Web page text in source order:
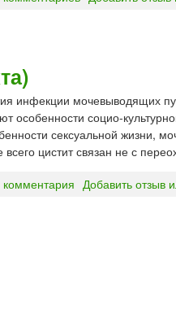
инфекции мочевыводящих
особенности социо-
сексуальной жизни,
цистит связан не с
комментария Добавить отзыв